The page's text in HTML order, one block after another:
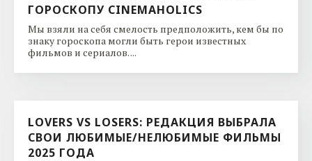
ГОРОСКОПУ CINEMAHOLICS
Мы взяли на себя смелость предположить, кем бы по
знаку гороскопа могли быть герои известных
фильмов и сериалов. ...
LOVERS VS LOSERS: РЕДАКЦИЯ ВЫБРАЛА
СВОИ ЛЮБИМЫЕ/НЕЛЮБИМЫЕ ФИЛЬМЫ
2025 ГОДА